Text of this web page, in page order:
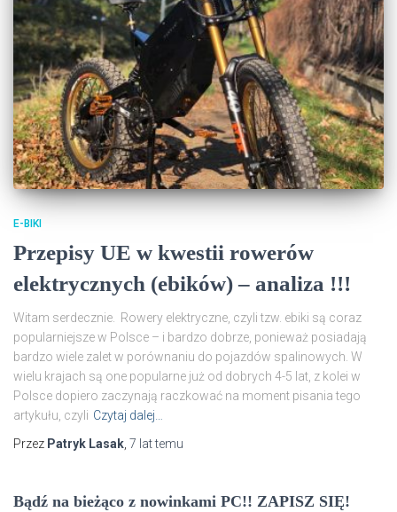
E-BIKI
Przepisy UE w kwestii rowerów
elektrycznych (ebików) – analiza !!!
Witam serdecznie. Rowery elektryczne, czyli tzw. ebiki są coraz
popularniejsze w Polsce – i bardzo dobrze, ponieważ posiadają
bardzo wiele zalet w porównaniu do pojazdów spalinowych. W
wielu krajach są one popularne już od dobrych 4-5 lat, z kolei w
Polsce dopiero zaczynają raczkować na moment pisania tego
artykułu, czyli Czytaj dalej…
Przez Patryk Lasak, 7 lattemu
Bądź na bieżąco z nowinkami PC!! ZAPISZ SIĘ!